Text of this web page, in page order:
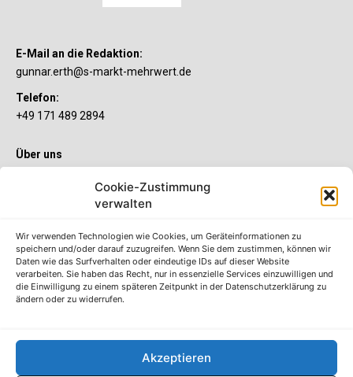
Cookie-Zustimmung
verwalten
Wir verwenden Technologien wie Cookies, um Geräteinformationen zu
speichern und/oder darauf zuzugreifen. Wenn Sie dem zustimmen, können wir
Daten wie das Surfverhalten oder eindeutige IDs auf dieser Website
verarbeiten. Sie haben das Recht, nur in essenzielle Services einzuwilligen und
die Einwilligung zu einem späteren Zeitpunkt in der Datenschutzerklärung zu
ändern oder zu widerrufen.
Akzeptieren
E-Mail an die Redaktion:
gunnar.erth@s-markt-mehrwert.de
Telefon:
+49 171 489 2894
Über uns
Sie wollen mehr als ein gewöhnliches Girokonto? Dann ist unser
S-Quin Konto genau das Richtige für Sie. Die beiden
etliche Inklusivleistungen. Im S-Quin Magazin erfahren Sie
immer, was es Neues gibt.
Die S-Quin Kontomodelle
Erklärung zur Barrierefreiheit